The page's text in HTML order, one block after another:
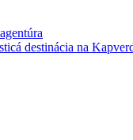
destinácia na